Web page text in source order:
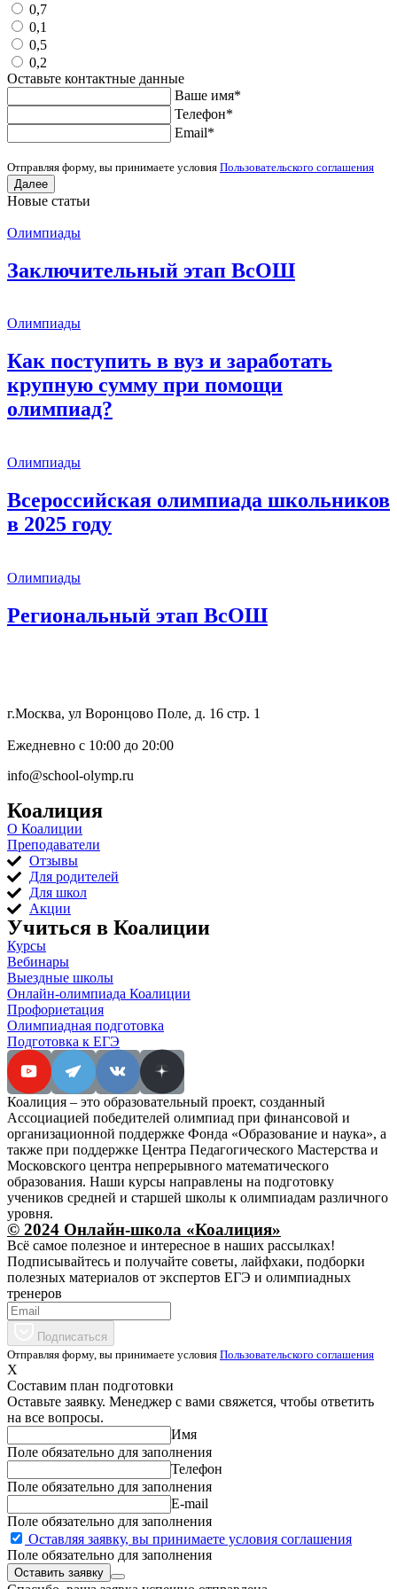
0,7
0,1
0,5
0,2
Оставьте контактные данные
Ваше имя*
Телефон*
Еmail*
Отправляя форму, вы принимаете условия Пользовательского соглашения
Далее
Новые статьи
Олимпиады
Заключительный этап ВсОШ
Олимпиады
Как поступить в вуз и заработать
крупную сумму при помощи
олимпиад?
Олимпиады
Всероссийская олимпиада школьников
в 2025 году
Олимпиады
Региональный этап ВсОШ
г.Москва, ул Воронцово Поле, д. 16 стр. 1
Ежедневно с 10:00 до 20:00
info@school-olymp.ru
Коалиция
О Коалиции
Преподаватели
Отзывы
Для родителей
Для школ
Акции
Учиться в Коалиции
Курсы
Вебинары
Выездные школы
Онлайн-олимпиада Коалиции
Профориетация
Олимпиадная подготовка
Подготовка к ЕГЭ
Коалиция – это образовательный проект, созданный
Ассоциацией победителей олимпиад при финансовой и
организационной поддержке Фонда «Образование и наука», а
также при поддержке Центра Педагогического Мастерства и
Московского центра непрерывного математического
образования. Наши курсы направлены на подготовку
учеников средней и старшей школы к олимпиадам различного
уровня.
© 2024 Онлайн-школа «Коалиция»
Всё самое полезное и интересное в наших рассылках!
Подписывайтесь и получайте советы, лайфхаки, подборки
полезных материалов от экспертов ЕГЭ и олимпиадных
тренеров
Подписаться
Отправляя форму, вы принимаете условия Пользовательского соглашения
X
Составим план подготовки
Оставьте заявку. Менеджер с вами свяжется, чтобы ответить
на все вопросы.
Имя
Поле обязательно для заполнения
Телефон
Поле обязательно для заполнения
E-mail
Поле обязательно для заполнения
Оставляя заявку, вы принимаете условия соглашения
Поле обязательно для заполнения